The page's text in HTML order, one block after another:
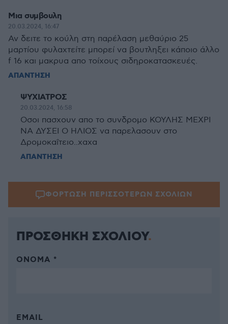
Μια συμβουλη
20.03.2024, 16:47
Αν δειτε το κούλη στη παρέλαση μεθαύριο 25
μαρτίου φυλαχτείτε μπορεί να βουτληξει κάποιο άλλο
f 16 και μακρυα απο τοίχους σιδηροκατασκευές.
ΑΠΑΝΤΗΣΗ
ΨΥΧΙΑΤΡΟΣ
20.03.2024, 16:58
Οσοι πασχουν απο το συνδρομο ΚΟΥΛΗΣ ΜΕΧΡΙ
ΝΑ ΔΥΣΕΙ Ο ΗΛΙΟΣ να παρελασουν στο
Δρομοκαΐτειο..χαχα
ΑΠΑΝΤΗΣΗ
ΦΟΡΤΩΣΗ ΠΕΡΙΣΣΟΤΕΡΩΝ ΣΧΟΛΙΩΝ
ΠΡΟΣΘΗΚΗ ΣΧΟΛΙΟΥ
ΌΝΟΜΑ *
EMAIL